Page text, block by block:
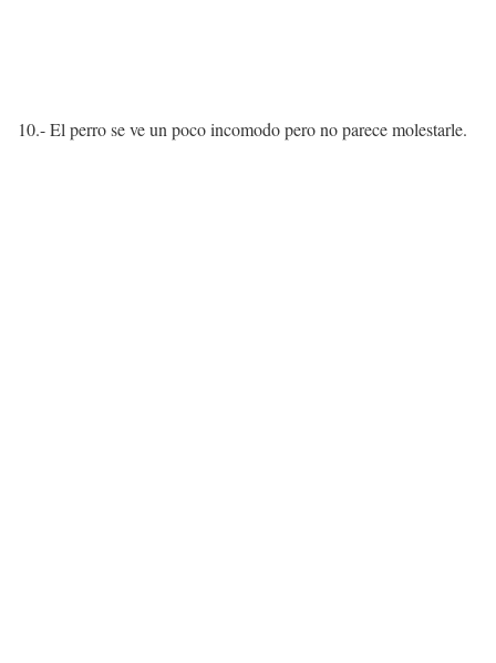
10.- El perro se ve un poco incomodo pero no parece molestarle.